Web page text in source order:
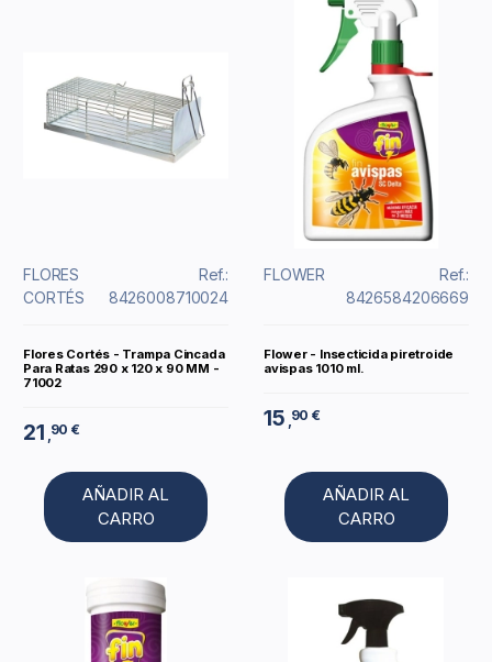
FLORES
CORTÉS
Ref.:
8426008710024
Flores Cortés - Trampa Cincada
Para Ratas 290 x 120 x 90 MM -
71002
21 90 €
AÑADIR AL
CARRO
FLOWER
Ref.:
8426584206669
Flower - Insecticida piretroide
avispas 1010 ml.
15 90 €
AÑADIR AL
CARRO